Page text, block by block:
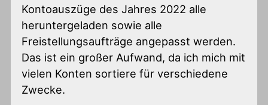
Kontoauszüge des Jahres 2022 alle
heruntergeladen sowie alle
Freistellungsaufträge angepasst werden.
Das ist ein großer Aufwand, da ich mich mit
vielen Konten sortiere für verschiedene
Zwecke.